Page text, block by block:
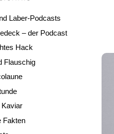
Laber-Podcasts
– der Podcast
Hack
Flauschig
Fakten